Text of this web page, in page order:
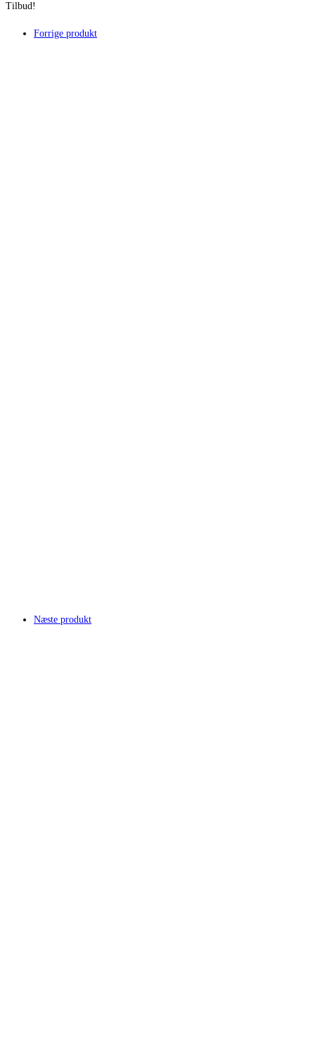
Tilbud!
Forrige produkt
Næste produkt